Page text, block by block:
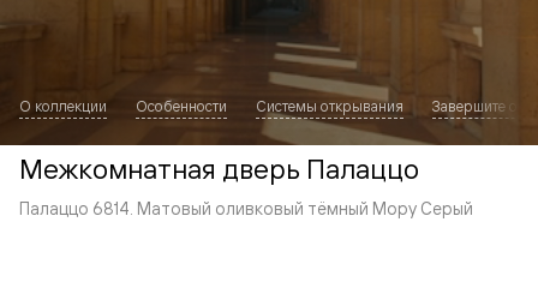
О коллекции Особенности Системы открывания Завершите
Межкомнатная дверь Палаццо
Палаццо 6814. Матовый оливковый тёмный Мору Серый